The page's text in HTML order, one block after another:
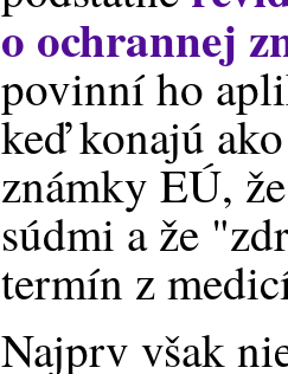
o ochrannej
povinní ho
keď konajú
známky EÚ,
súdmi a že
termín z
Najprv však